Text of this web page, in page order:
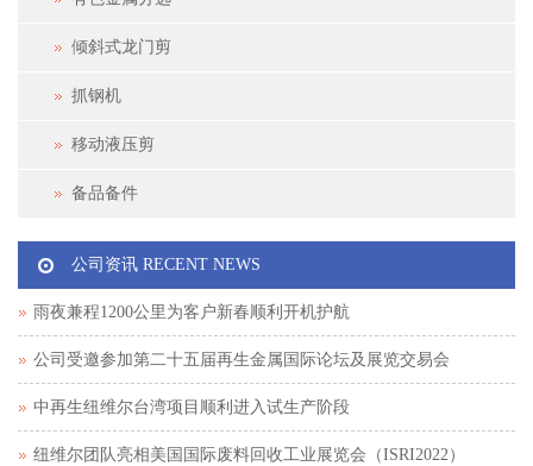
倾斜式龙门剪
抓钢机
移动液压剪
备品备件
公司资讯 RECENT NEWS
雨夜兼程1200公里为客户新春顺利开机护航
公司受邀参加第二十五届再生金属国际论坛及展览交易会
中再生纽维尔台湾项目顺利进入试生产阶段
纽维尔团队亮相美国国际废料回收工业展览会（ISRI2022）